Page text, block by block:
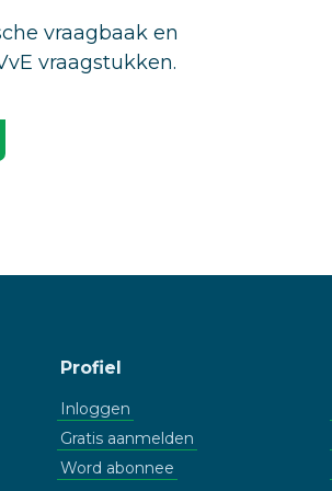
vraagbaak en
vraagstukken.
Profiel
Inloggen
Gratis aanmelden
Word abonnee